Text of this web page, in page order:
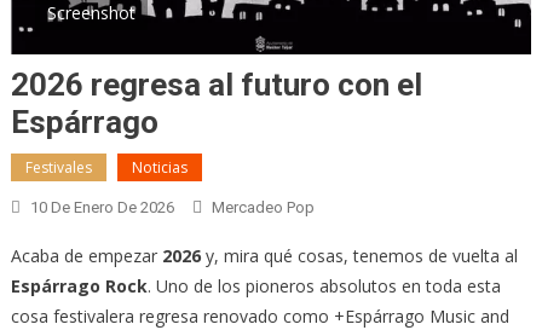
Screenshot
2026 regresa al futuro con el
Espárrago
Festivales Noticias
10 De Enero De 2026 Mercadeo Pop
Acaba de empezar2026y, mira qué cosas, tenemos de vuelta al
Espárrago Rock. Uno de los pioneros absolutos en toda esta
cosa festivalera regresa renovado como +Espárrago Music and